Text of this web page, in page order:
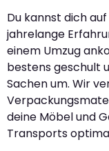
Du kannst dich
jahrelange
einem Umzug
bestens geschult
Sachen um. Wir
deine Möbel und
Transports